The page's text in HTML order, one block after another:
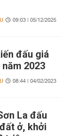
09:03 | 05/12/2025
đấu giá
2023
08:44 | 04/02/2023
La đấu
ở, khởi